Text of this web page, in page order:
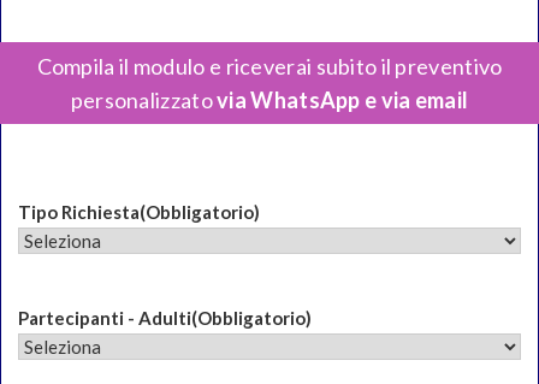
Compila il modulo e riceverai subito il preventivo
personalizzatovia WhatsApp e via email
Tipo Richiesta(Obbligatorio)
Partecipanti - Adulti(Obbligatorio)